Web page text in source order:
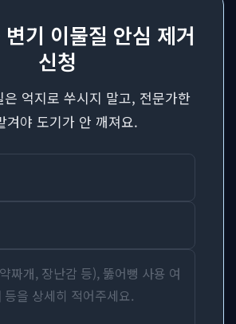
기 이물질 안심 제거
신청
은 억지로 쑤시지 말고, 전문가한
겨야 도기가 안 깨져요.